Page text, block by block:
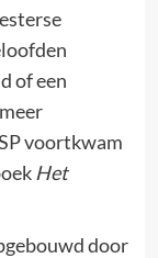
of een
voortkwam
Het
door